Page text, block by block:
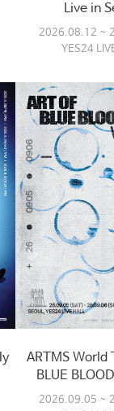
Live in
2026.08.12 ~
YES24
ARTMS World
BLUE
2026.09.05 ~